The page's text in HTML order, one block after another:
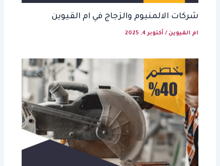
شركات الالمنيوم والزجاج في ام القيوين
ام القيوين / أكتوبر 4, 2025